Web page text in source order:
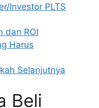
Investor PLTS
dan ROI
Harus
Selanjutnya
Beli